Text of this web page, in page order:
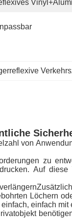
von
zu
Auf
Löchern
einfach mit